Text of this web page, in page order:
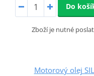
Do
Zboží je nutné
Motorový olej